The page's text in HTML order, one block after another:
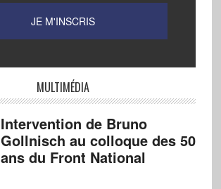
MULTIMÉDIA
Intervention de Bruno
Gollnisch au colloque des 50
ans du Front National